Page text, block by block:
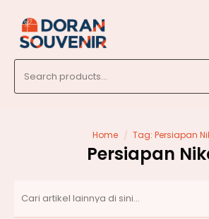
for:
Home / Tag: Persiapan
Persiapan